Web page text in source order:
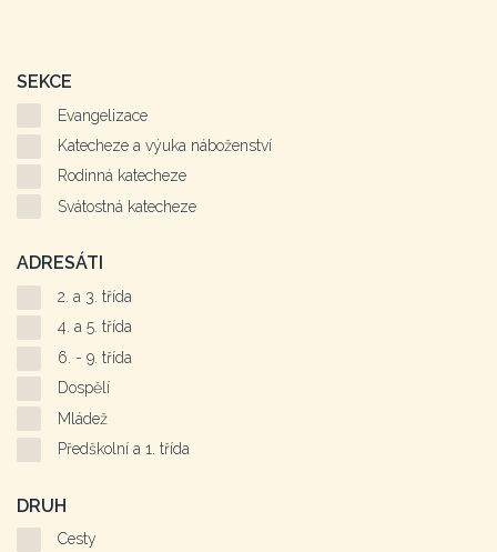
SEKCE
Evangelizace
Katecheze a výuka náboženství
Rodinná katecheze
Svátostná katecheze
ADRESÁTI
2. a 3. třída
4. a 5. třída
6. - 9. třída
Dospělí
Mládež
Předškolní a 1. třída
DRUH
Cesty